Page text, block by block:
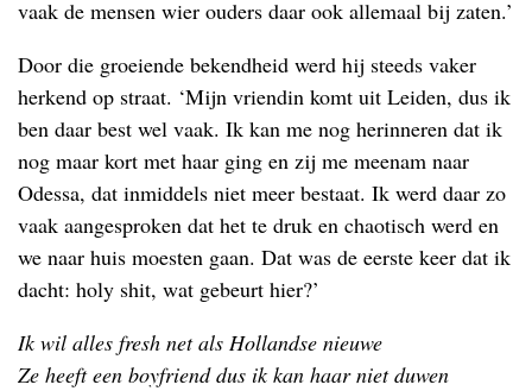
vaak de mensen wier ouders daar ook allemaal bij zaten.’
Door die groeiende bekendheid werd hij steeds vaker
herkend op straat. ‘Mijn vriendin komt uit Leiden, dus ik
ben daar best wel vaak. Ik kan me nog herinneren dat ik
nog maar kort met haar ging en zij me meenam naar
Odessa, dat inmiddels niet meer bestaat. Ik werd daar zo
vaak aangesproken dat het te druk en chaotisch werd en
we naar huis moesten gaan. Dat was de eerste keer dat ik
dacht: holy shit, wat gebeurt hier?’
Ik wil alles fresh net als Hollandse nieuwe
Ze heeft een boyfriend dus ik kan haar niet duwen